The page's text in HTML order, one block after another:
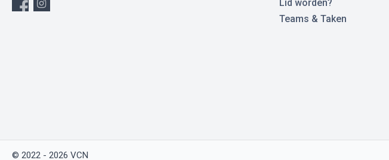
Lid worden?
Teams & Taken
© 2022 - 2026 VCN